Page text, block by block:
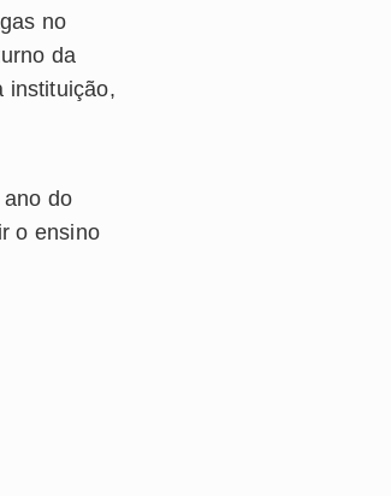
no
da
instituição,
do
o ensino